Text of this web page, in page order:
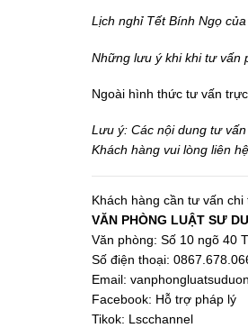
Lịch nghỉ Tết Bính Ngọ
Những lưu ý khi khi tư vấn
Ngoài hình thức tư vấn
Lưu ý: Các nội dung tư
Khách hàng vui lòng liên
Khách hàng cần tư vấn chi
VĂN PHÒNG LUẬT SƯ
Văn phòng: Số 10 ngõ 40
Số điện thoại:
Email:
Facebook: Hỗ trợ pháp lý
Tikok: Lscchannel